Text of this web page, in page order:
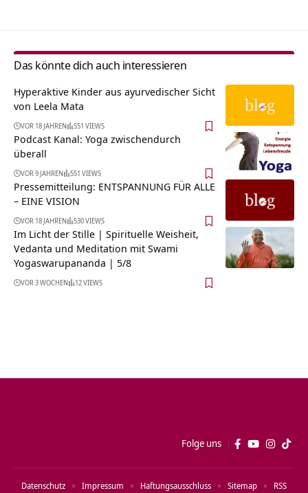
Das könnte dich auch interessieren
Hyperaktive Kinder aus ayurvedischer Sicht
von Leela Mata
VOR 18 JAHREN 551 VIEWS
Podcast Kanal: Yoga zwischendurch
überall
VOR 9 JAHREN 551 VIEWS
Pressemitteilung: ENTSPANNUNG FÜR ALLE
– EINE VISION
VOR 18 JAHREN 530 VIEWS
Im Licht der Stille | Spirituelle Weisheit,
Vedanta und Meditation mit Swami
Yogaswarupananda | 5/8
VOR 3 WOCHEN 12 VIEWS
Folge uns
Datenschutz Impressum Haftungsausschluss Sitemap RSS